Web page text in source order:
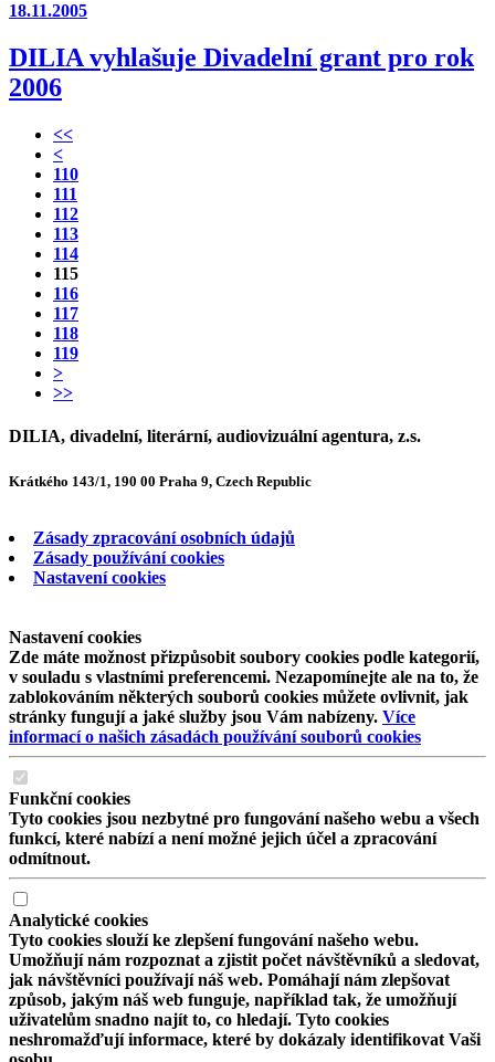
18.11.2005
DILIA vyhlašuje Divadelní grant pro rok
2006
<<
<
110
111
112
113
114
115
116
117
118
119
>
>>
DILIA, divadelní, literární, audiovizuální agentura, z.s.
Krátkého 143/1, 190 00 Praha 9, Czech Republic
Zásady zpracování osobních údajů
Zásady používání cookies
Nastavení cookies
Nastavení cookies
Zde máte možnost přizpůsobit soubory cookies podle kategorií,
v souladu s vlastními preferencemi. Nezapomínejte ale na to, že
zablokováním některých souborů cookies můžete ovlivnit, jak
stránky fungují a jaké služby jsou Vám nabízeny. Více
informací o našich zásadách používání souborů cookies
Funkční cookies
Tyto cookies jsou nezbytné pro fungování našeho webu a všech
funkcí, které nabízí a není možné jejich účel a zpracování
odmítnout.
Analytické cookies
Tyto cookies slouží ke zlepšení fungování našeho webu.
Umožňují nám rozpoznat a zjistit počet návštěvníků a sledovat,
jak návštěvníci používají náš web. Pomáhají nám zlepšovat
způsob, jakým náš web funguje, například tak, že umožňují
uživatelům snadno najít to, co hledají. Tyto cookies
neshromažďují informace, které by dokázaly identifikovat Vaši